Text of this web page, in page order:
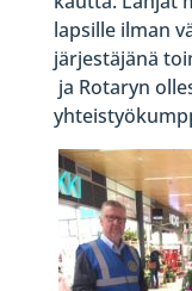
lapsille ilman
järjestäjänä
ja Rotaryn